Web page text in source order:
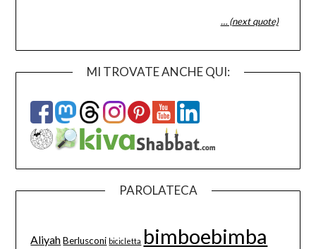
… (next quote)
MI TROVATE ANCHE QUI:
PAROLATECA
Aliyah Berlusconi bicicletta bimboebimba